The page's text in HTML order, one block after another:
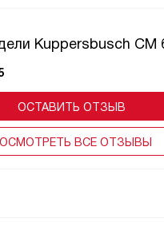
интуитивным даже для
премиальный вид. В
программами дисплей
этапы приготовления.
Kuppersbusch CM
ОСТАВИТЬ ОТЗЫВ
ВСЕ ОТЗЫВЫ